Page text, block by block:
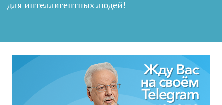
для интеллигентных людей!